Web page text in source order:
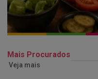
Mais Procurados
Veja mais